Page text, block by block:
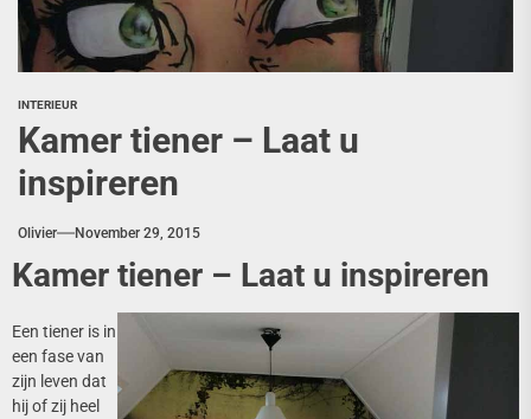
INTERIEUR
Kamer tiener – Laat u
inspireren
Olivier November 29, 2015
Kamer tiener – Laat u inspireren
Een tiener is in
een fase van
zijn leven dat
hij of zij heel